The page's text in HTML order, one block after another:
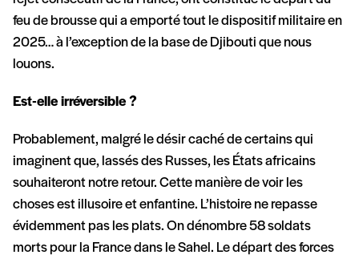
feu de brousse qui a emporté tout le dispositif militaire en
2025… à l’exception de la base de Djibouti que nous
louons.
Est-elle irréversible ?
Probablement, malgré le désir caché de certains qui
imaginent que, lassés des Russes, les États africains
souhaiteront notre retour. Cette manière de voir les
choses est illusoire et enfantine. L’histoire ne repasse
évidemment pas les plats. On dénombre 58 soldats
morts pour la France dans le Sahel. Le départ des forces